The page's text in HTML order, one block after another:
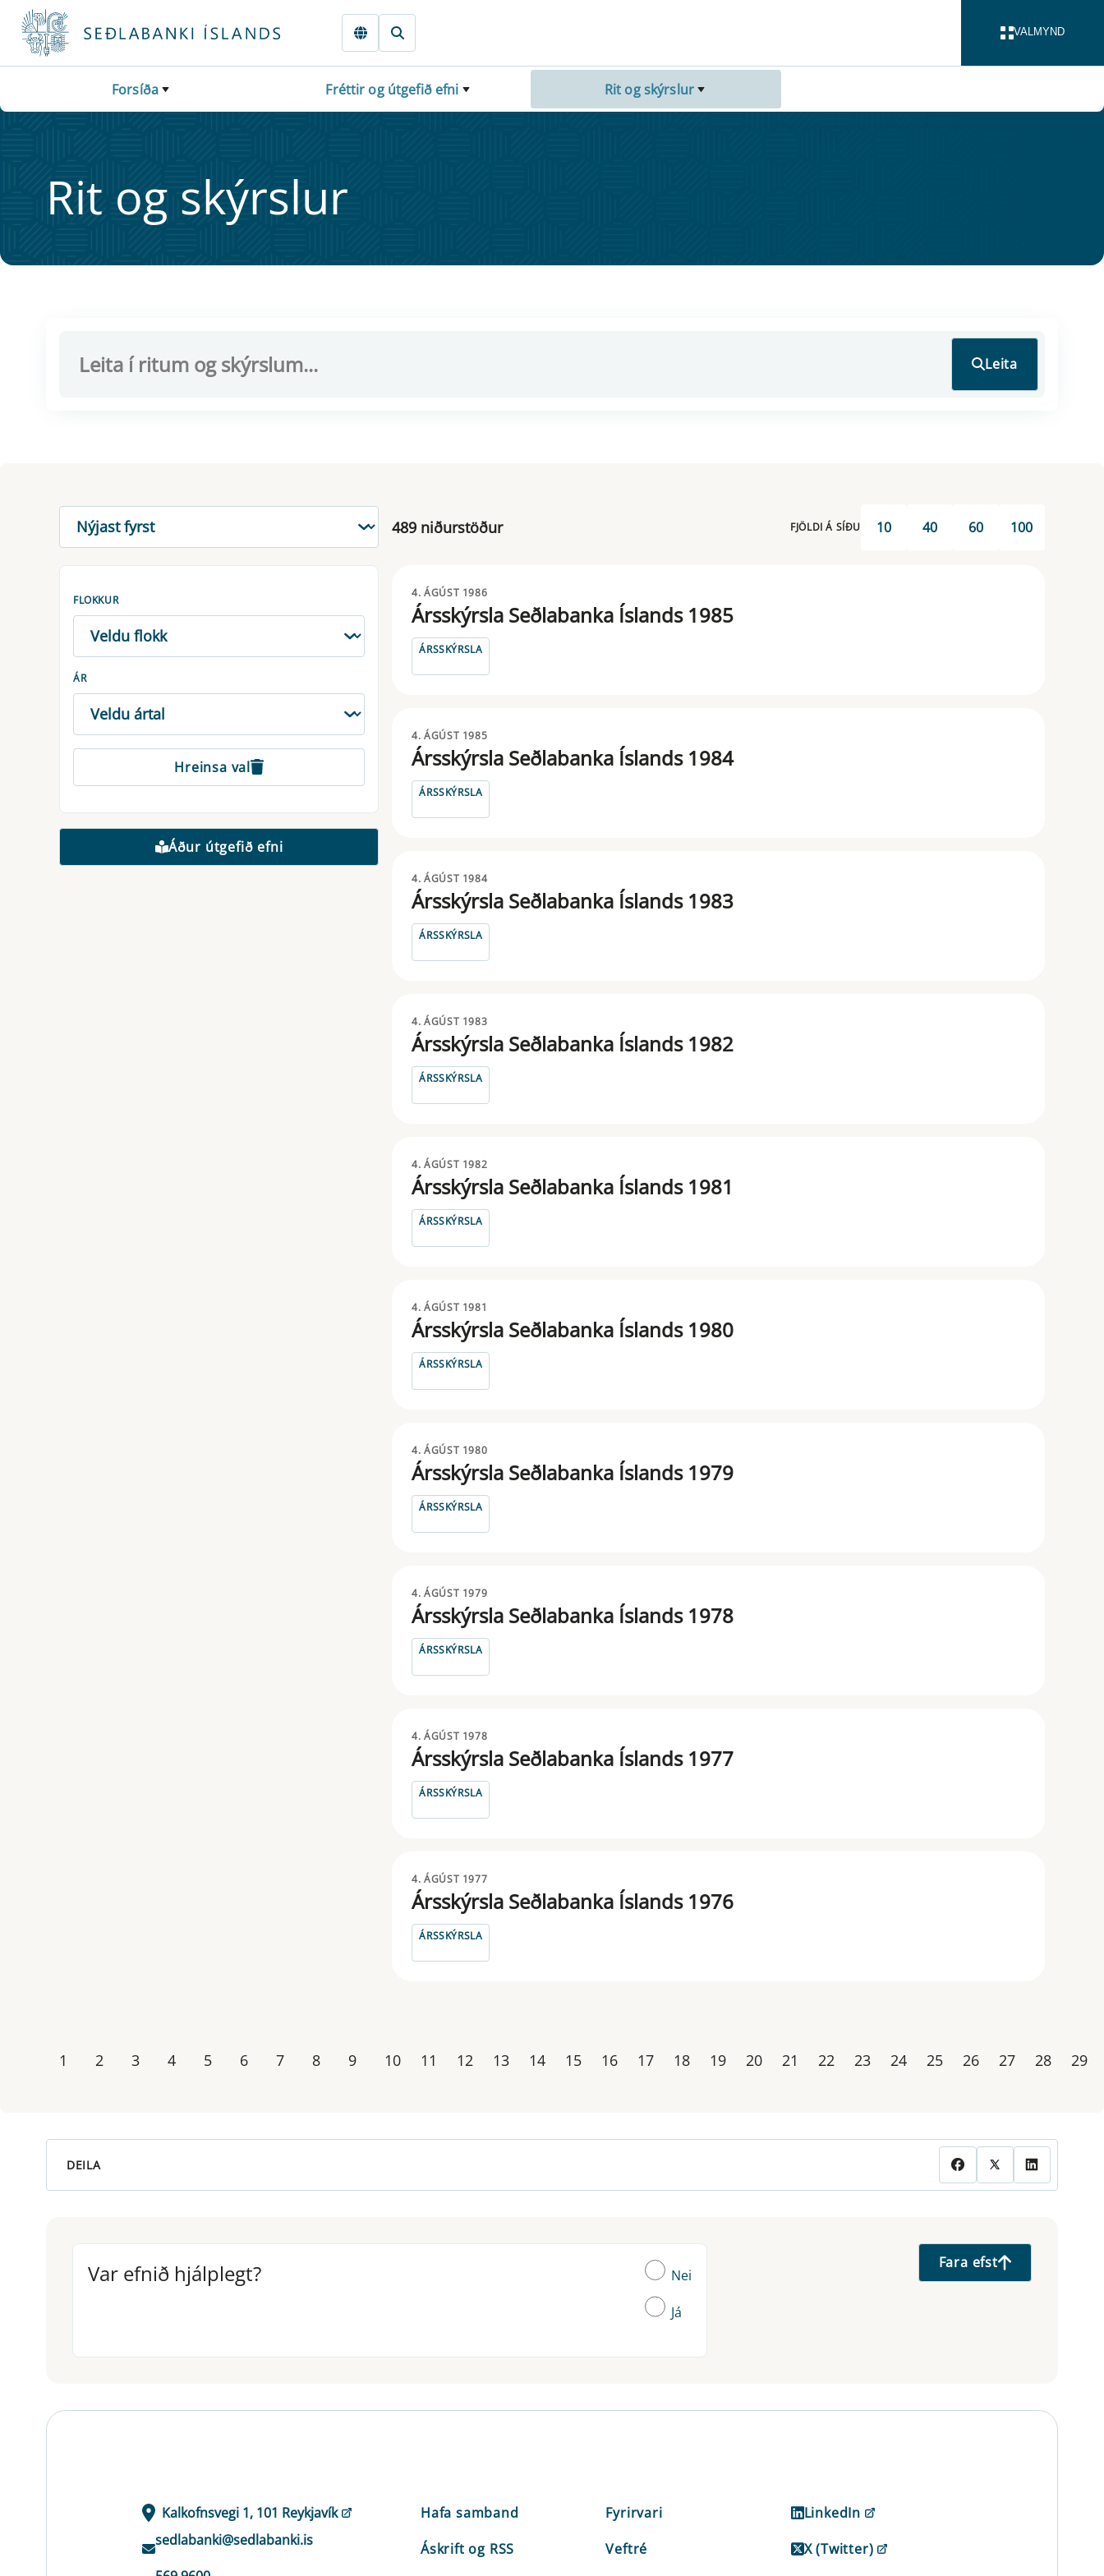
Fara beint í Meginmál
VALMYND
Forsíða Fréttir og útgefið efni Rit og skýrslur
Rit og skýrsl­ur
Leita
RÖÐUN
489 niðurstöður FJÖLDI Á SÍÐU 10 40 60 100
FLOKKUR
ÁR
Hreinsa val
Áður útgefið efni
4. ÁGÚST 1986
Ársskýrsla Seðlabanka Íslands 1985
ÁRSSKÝRSLA
4. ÁGÚST 1985
Ársskýrsla Seðlabanka Íslands 1984
ÁRSSKÝRSLA
4. ÁGÚST 1984
Ársskýrsla Seðlabanka Íslands 1983
ÁRSSKÝRSLA
4. ÁGÚST 1983
Ársskýrsla Seðlabanka Íslands 1982
ÁRSSKÝRSLA
4. ÁGÚST 1982
Ársskýrsla Seðlabanka Íslands 1981
ÁRSSKÝRSLA
4. ÁGÚST 1981
Ársskýrsla Seðlabanka Íslands 1980
ÁRSSKÝRSLA
4. ÁGÚST 1980
Ársskýrsla Seðlabanka Íslands 1979
ÁRSSKÝRSLA
4. ÁGÚST 1979
Ársskýrsla Seðlabanka Íslands 1978
ÁRSSKÝRSLA
4. ÁGÚST 1978
Ársskýrsla Seðlabanka Íslands 1977
ÁRSSKÝRSLA
4. ÁGÚST 1977
Ársskýrsla Seðlabanka Íslands 1976
ÁRSSKÝRSLA
1 2 3 4 5 6 7 8 9 10 11 12 13 14 15 16 17 18 19 20 21 22 23 24 25 26 27 28 29
DEILA
Var efnið hjálplegt?
Var efnið hjálplegt? Nei
Já
Fara efst
Kalkofnsvegi 1, 101 Reykjavík
sedlabanki@sedlabanki.is
Hafa samband
Áskrift og RSS
Fyrirvari
Veftré
LinkedIn
X (Twitter)